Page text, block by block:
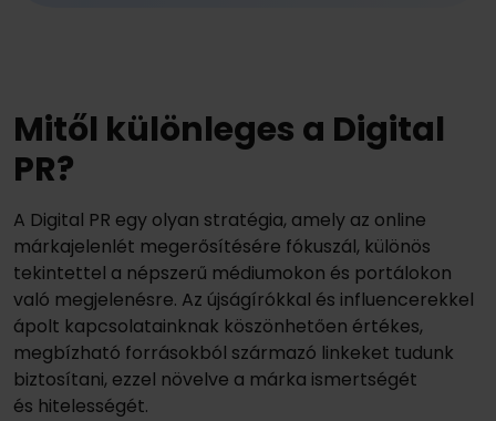
Mitől különleges a Digital
PR?
A Digital PR egy olyan stratégia, amely az online
márkajelenlét megerősítésére fókuszál, különös
tekintettel a népszerű médiumokon és portálokon
való megjelenésre. Az újságírókkal és influencerekkel
ápolt kapcsolatainknak köszönhetően értékes,
megbízható forrásokból származó linkeket tudunk
biztosítani, ezzel növelve a márka ismertségét
és hitelességét.